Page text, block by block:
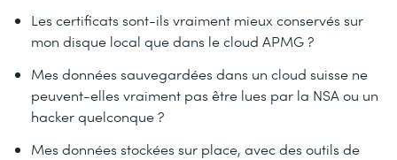
Les certificats sont-ils vraiment mieux conservés sur
mon disque local que dans le cloud APMG ?
Mes données sauvegardées dans un cloud suisse ne
peuvent-elles vraiment pas être lues par la NSA ou un
hacker quelconque ?
Mes données stockées sur place, avec des outils de